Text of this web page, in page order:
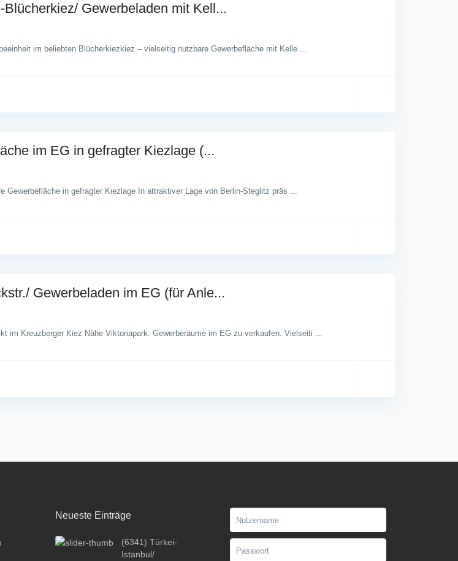
Blücherkiez/ Gewerbeladen mit Kell...
im beliebten Blücherkiezkiez – vielseitig nutzbare Gewerbefläche mit Kelle ...
im EG in gefragter Kiezlage (...
Gewerbefläche in gefragter Kiezlage In attraktiver Lage von Berlin-Steglitz präs ...
Gewerbeladen im EG (für Anle...
im Kreuzberger Kiez Nähe Viktoriapark. Gewerberäume im EG zu verkaufen. Vielseiti ...
Neueste Einträge
(6341) Türkei-
Istanbul/